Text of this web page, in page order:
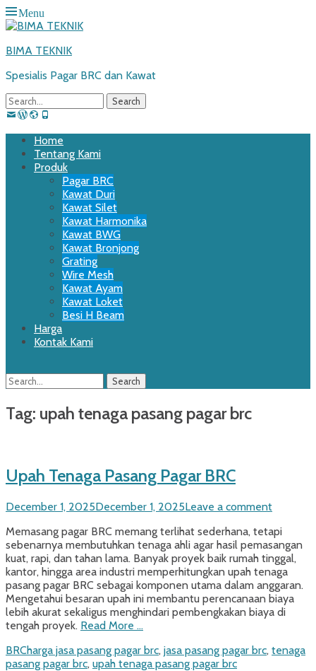
Menu
BIMA TEKNIK
Spesialis Pagar BRC dan Kawat
Search
for:EmailWordPress
Website
Primary
Menu
Skip
content
Home
Tentang Kami
Produk
Pagar BRC
Kawat Duri
Kawat Silet
Kawat Harmonika
Kawat BWG
Kawat Bronjong
Grating
Wire Mesh
Kawat Ayam
Kawat Loket
Besi H Beam
Harga
Kontak Kami
Search
for:
Tag: upah tenaga pasang pagar brc
Upah Tenaga Pasang Pagar BRC
Posted
December 1, 2025December 1, 2025Leave a comment
Memasang pagar BRC memang terlihat sederhana, tetapi
sebenarnya membutuhkan tenaga ahli agar hasil pemasangan
kuat, rapi, dan tahan lama. Banyak proyek baik rumah tinggal,
kantor, hingga area industri memperhitungkan upah tenaga
pasang pagar BRC sebagai komponen utama dalam anggaran.
Mengetahui besaran upah ini membantu perencanaan biaya
lebih akurat sekaligus menghindari pembengkakan biaya di
tengah proyek. Read More …
Categories
BRCTags
harga jasa pasang pagar brc, jasa pasang pagar brc, tenaga
pasang pagar brc, upah tenaga pasang pagar brc